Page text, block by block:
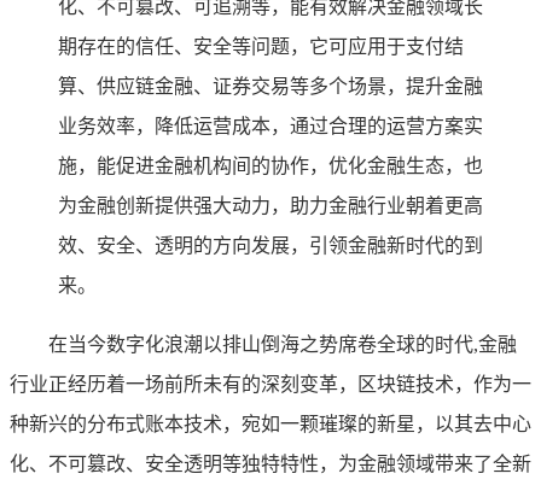
化、不可篡改、可追溯等，能有效解决金融领域长
期存在的信任、安全等问题，它可应用于支付结
算、供应链金融、证券交易等多个场景，提升金融
业务效率，降低运营成本，通过合理的运营方案实
施，能促进金融机构间的协作，优化金融生态，也
为金融创新提供强大动力，助力金融行业朝着更高
效、安全、透明的方向发展，引领金融新时代的到
来。
在当今数字化浪潮以排山倒海之势席卷全球的时代,金融
行业正经历着一场前所未有的深刻变革，区块链技术，作为一
种新兴的分布式账本技术，宛如一颗璀璨的新星，以其去中心
化、不可篡改、安全透明等独特特性，为金融领域带来了全新